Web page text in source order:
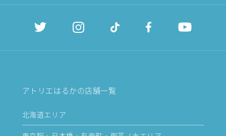
アトリエはるかの店舗一覧
北海道エリア